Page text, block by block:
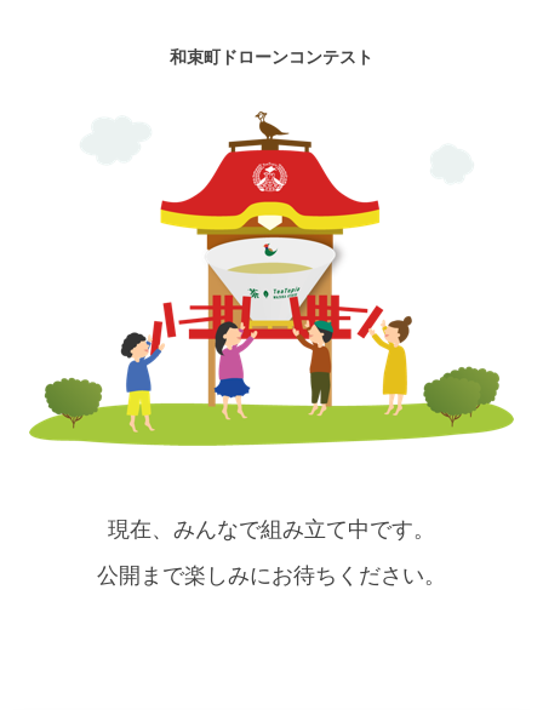
和束町ドローンコンテスト
現在、みんなで組み立て中です。
公開まで楽しみにお待ちください。